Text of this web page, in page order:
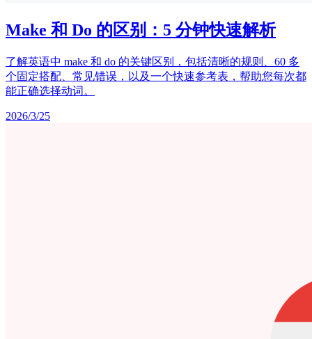
Make 和 Do 的区别：5 分钟快速解析
了解英语中 make 和 do 的关键区别，包括清晰的规则、60 多
个固定搭配、常见错误，以及一个快速参考表，帮助您每次都
能正确选择动词。
2026/3/25